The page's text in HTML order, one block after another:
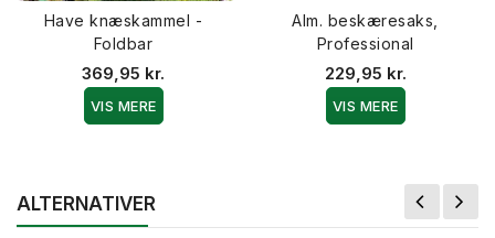
Have knæskammel -
Foldbar
369,95 kr.
VIS MERE
Alm. beskæresaks,
Professional
229,95 kr.
VIS MERE
ALTERNATIVER